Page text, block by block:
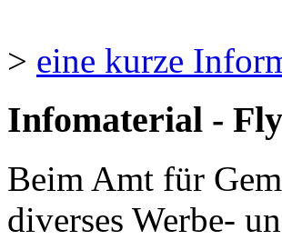
> eine kurze
Infomaterial -
Beim Amt für
diverses Werbe-